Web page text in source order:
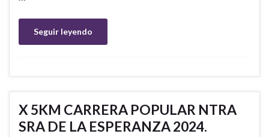
Seguir leyendo
X 5KM CARRERA POPULAR NTRA
SRA DE LA ESPERANZA 2024.